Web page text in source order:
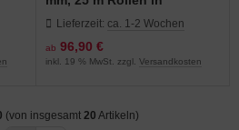
Höhen
Lieferzeit: ca. 1-2 Wochen
ab 96,90 €
inkl. 19 % MwSt. zzgl. Versandkosten
(von insgesamt 20 Artikeln)